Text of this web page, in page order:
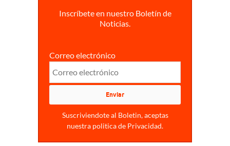
Inscríbete en nuestro Boletín de
Noticias.
Correo electrónico
Suscriviendote al Boletin, aceptas
nuestra politica de Privacidad.